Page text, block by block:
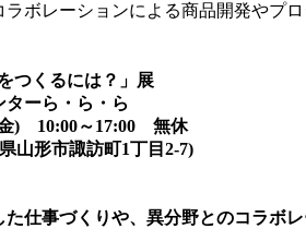
ボレーションによる商品開発やプロ
つくるには？」展
ーら・ら・ら
金) 10:00～17:00 無休
山形市諏訪町1丁目2-7)
仕事づくりや、異分野とのコラボ